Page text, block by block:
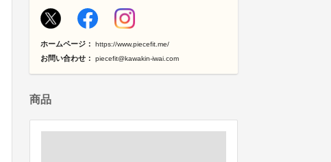
ホームページ： https://www.piecefit.me/
お問い合わせ： piecefit@kawakin-iwai.com
商品